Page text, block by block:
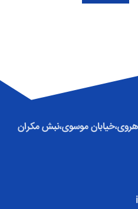
هروی،خیابان موسوی،نبش مکران